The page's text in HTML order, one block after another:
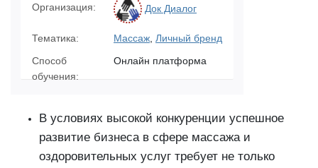
Организация: Док Диалог
Тематика: Массаж Личный бренд
Способ
обучения:
Онлайн платформа
В условиях высокой конкуренции успешное
развитие бизнеса в сфере массажа и
оздоровительных услуг требует не только